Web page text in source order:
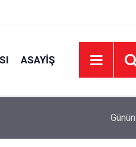
ASAYIŞ
Bilecik'te